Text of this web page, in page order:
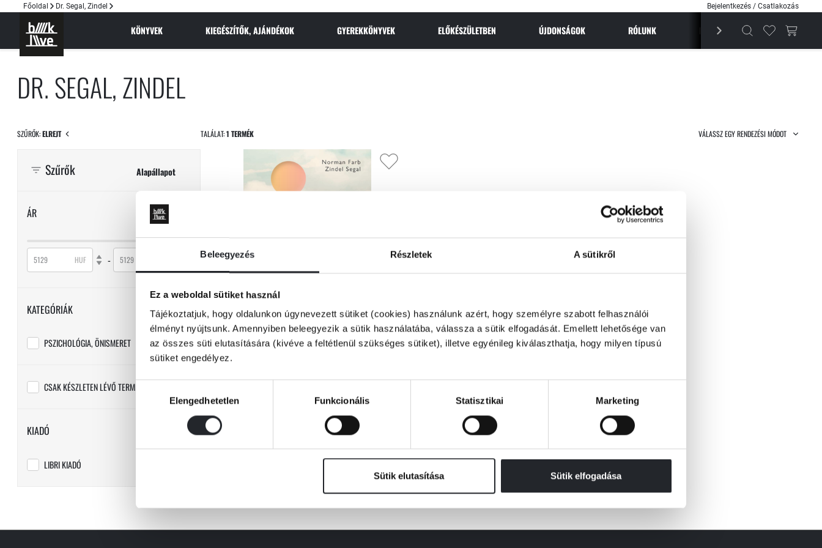
Beleegyezés Részletek A sütikről
Ez a weboldal sütiket használ
Tájékoztatjuk, hogy oldalunkon úgynevezett sütiket (cookies) használunk azért, hogy személyre szabott felhasználói
élményt nyújtsunk. Amennyiben beleegyezik a sütik használatába, válassza a sütik elfogadását. Emellett lehetősége van
az összes süti elutasítására (kivéve a feltétlenül szükséges sütiket), illetve egyénileg kiválaszthatja, hogy milyen típusú
sütiket engedélyez.
kiválasztásaElengedhetetlen Funkcionális Statisztikai Marketing
Sütik elutasítása Sütik elfogadása
Főoldal Dr. Segal, Zindel Bejelentkezés / Csatlakozás
KÖNYVEK KIEGÉSZÍTŐK, AJÁNDÉKOK GYEREKKÖNYVEK ELŐKÉSZÜLETBEN ÚJDONSÁGOK RÓLUNK BESTSELLEREK MAGAZIN
DR. SEGAL, ZINDEL
SZŰRŐK:ELREJT TALÁLAT:1 TERMÉK VÁLASSZ EGY RENDEZÉSI MÓDOT
Szűrők Alapállapot
ÁR
HUF -
KATEGÓRIÁK
PSZICHOLÓGIA, ÖNISMERET
CSAK KÉSZLETEN LÉVŐ TERMÉKEK
KIADÓ
LIBRI KIADÓ
mindennapokban
Borító ár:5 699 Ft